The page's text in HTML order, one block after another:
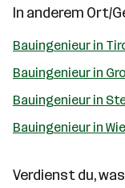
In anderem Ort/
Bauingenieur in
Bauingenieur in
Bauingenieur in
Bauingenieur in
Verdienst du,